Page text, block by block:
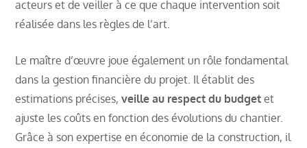
acteurs et de veiller à ce que chaque intervention soit
réalisée dans les règles de l’art.
Le maître d’œuvre joue également un rôle fondamental
dans la gestion financière du projet. Il établit des
estimations précises,veille au respect du budget et
ajuste les coûts en fonction des évolutions du chantier.
Grâce à son expertise en économie de la construction, il